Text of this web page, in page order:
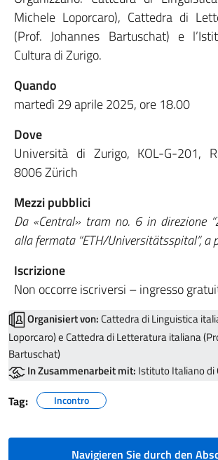
Michele Loporcaro), Cattedra di
(Prof. Johannes Bartuschat) e
Cultura di Zurigo.
Quando
martedì 29 aprile 2025, ore 18.00
Dove
Università di Zurigo, KOL-G-201,
8006 Zürich
Mezzi pubblici
Da «Central» tram no. 6 in direzione
alla fermata “ETH/Universitätsspital”, a
Iscrizione
Non occorre iscriversi – ingresso
Organisiert von: Cattedra di Linguistica
Loporcaro) e Cattedra di Letteratura italiana
Bartuschat)
In Zusammenarbeit mit: Istituto Italiano di
Tag: Incontro
Navigieren Sie durch den